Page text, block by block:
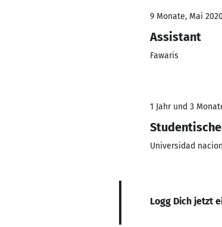
9 Monate, Mai
Assistant
Fawaris
1 Jahr und 3
Universidad
Logg Dich jetzt